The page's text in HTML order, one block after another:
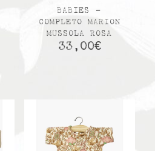
BABIES –
COMPLETO MARION
MUSSOLA ROSA
33,00€